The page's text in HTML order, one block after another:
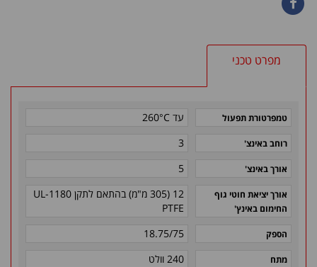
מפרט טכני
טמפרטורת תפעול עד 260°C
רוחב באינצ' 3
אורך באינצ' 5
אורך יציאת חוטי גוף
החימום באינץ'
12 (305 מ"מ) בהתאם לתקן 1180-UL
PTFE
הספק 18.75/75
מתח 240 וולט